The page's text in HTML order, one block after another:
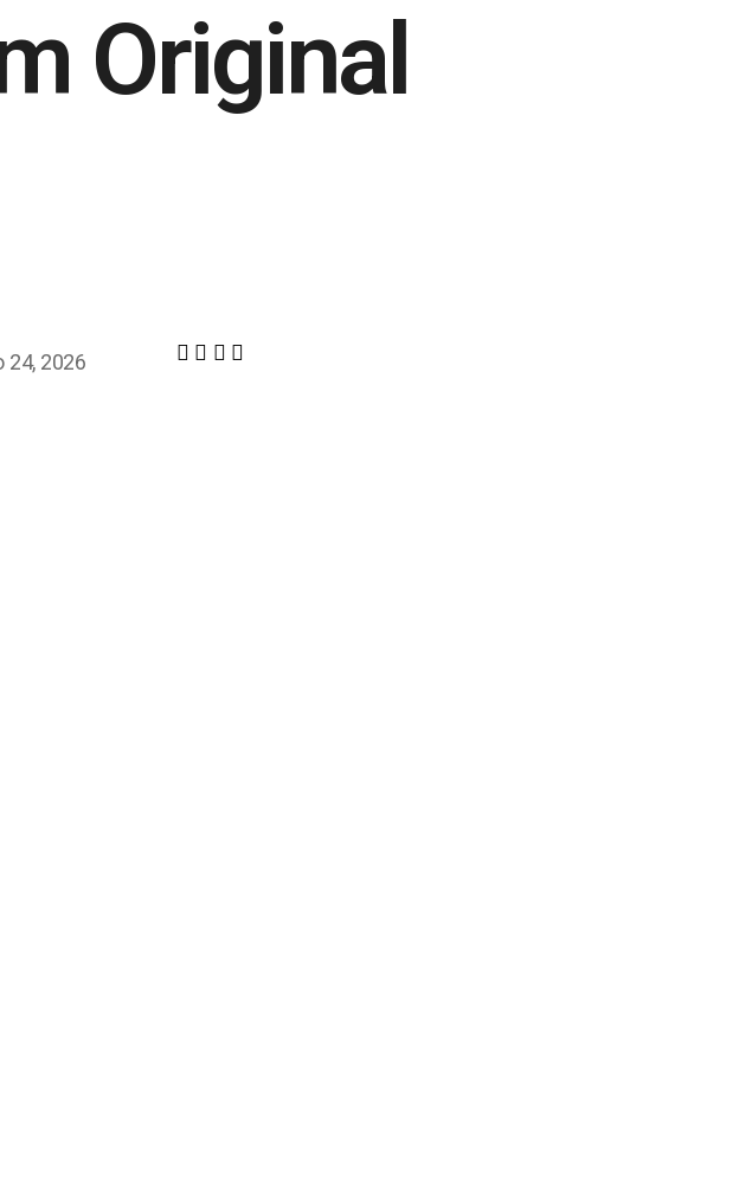
Original
24, 2026